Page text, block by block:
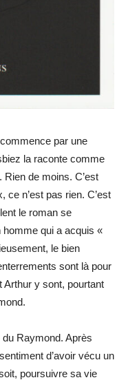
par une
la raconte comme
Rien de moins. C’est
ce n’est pas rien. C’est
le roman se
qui a acquis «
le bien
sont là pour
Arthur y sont, pourtant
du Raymond. Après
d’avoir vécu un
poursuivre sa vie